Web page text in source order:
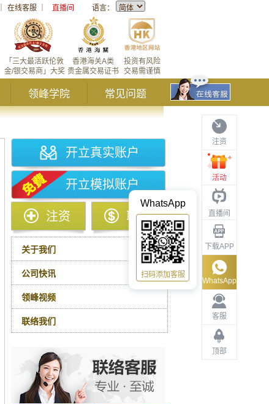
在线客服 直播间 语言：
投资有风险
交易需谨慎
香港海关A类
贵金属交易证书
「三大最活跃伦敦
金/银交易商」大奖
领峰学院 常见问题
注资
活动
直播间
下载APP
客服
顶部
WhatsApp
WhatsApp
扫码添加客服
开立真实账户
开立模拟账户
注资 取款
关于我们
公司快讯
领峰视频
联络我们